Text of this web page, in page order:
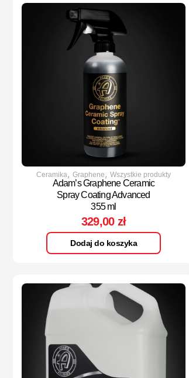
Ceramika, Graphene, Wszystkie produkty
Adam’s Graphene Ceramic
Spray Coating Advanced
355 ml
329,00 zł
Dodaj do koszyka